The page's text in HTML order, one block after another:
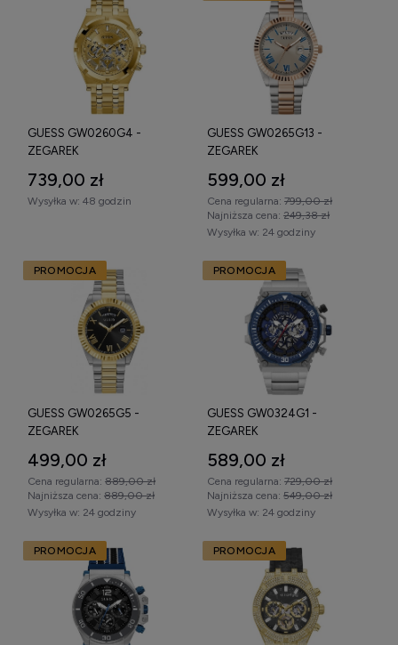
GUESS GW0260G4 -
ZEGAREK
739,00 zł
Wysyłka w: 48 godzin
GUESS GW0265G13 -
ZEGAREK
599,00 zł
Cena regularna: 799,00 zł
Najniższa cena: 249,38 zł
Wysyłka w: 24 godziny
GUESS GW0265G5 -
ZEGAREK
499,00 zł
Cena regularna: 889,00 zł
Najniższa cena: 889,00 zł
Wysyłka w: 24 godziny
PROMOCJA
GUESS GW0324G1 -
ZEGAREK
589,00 zł
Cena regularna: 729,00 zł
Najniższa cena: 549,00 zł
Wysyłka w: 24 godziny
PROMOCJA
PROMOCJA PROMOCJA